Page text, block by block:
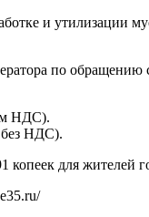
и
по
НДС).
без НДС).
для жителей